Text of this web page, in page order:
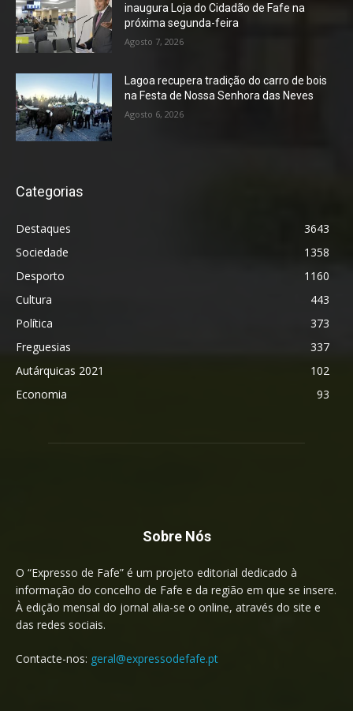
inaugura Loja do Cidadão de Fafe na
próxima segunda-feira
Agosto 7, 2026
Lagoa recupera tradição do carro de bois
na Festa de Nossa Senhora das Neves
Agosto 6, 2026
Categorias
Destaques
3643
Sociedade
1358
Desporto
1160
Cultura
443
Política
373
Freguesias
337
Autárquicas 2021
102
Economia
93
Sobre Nós
O “Expresso de Fafe” é um projeto editorial dedicado à
informação do concelho de Fafe e da região em que se insere.
À edição mensal do jornal alia-se o online, através do site e
das redes sociais.
Contacte-nos: geral@expressodefafe.pt